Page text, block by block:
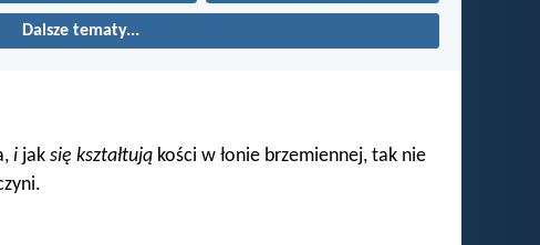
Dalsze tematy...
i jak się kształtują kości w łonie brzemiennej, tak nie